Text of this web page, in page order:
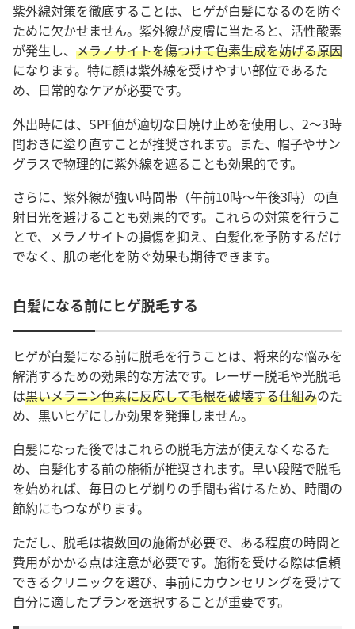
紫外線対策を徹底することは、ヒゲが白髪になるのを防ぐ
ために欠かせません。紫外線が皮膚に当たると、活性酸素
が発生し、 メラノサイトを傷つけて色素生成を妨げる原因
になります。特に顔は紫外線を受けやすい部位であるた
め、日常的なケアが必要です。
外出時には、SPF値が適切な日焼け止めを使用し、2〜3時
間おきに塗り直すことが推奨されます。また、帽子やサン
グラスで物理的に紫外線を遮ることも効果的です。
さらに、紫外線が強い時間帯（午前10時〜午後3時）の直
射日光を避けることも効果的です。これらの対策を行うこ
とで、メラノサイトの損傷を抑え、白髪化を予防するだけ
でなく、肌の老化を防ぐ効果も期待できます。
白髪になる前にヒゲ脱毛する
ヒゲが白髪になる前に脱毛を行うことは、将来的な悩みを
解消するための効果的な方法です。レーザー脱毛や光脱毛
は黒いメラニン色素に反応して毛根を破壊する仕組みのた
め、黒いヒゲにしか効果を発揮しません。
白髪になった後ではこれらの脱毛方法が使えなくなるた
め、白髪化する前の施術が推奨されます。早い段階で脱毛
を始めれば、毎日のヒゲ剃りの手間も省けるため、時間の
節約にもつながります。
ただし、脱毛は複数回の施術が必要で、ある程度の時間と
費用がかかる点は注意が必要です。施術を受ける際は信頼
できるクリニックを選び、事前にカウンセリングを受けて
自分に適したプランを選択することが重要です。